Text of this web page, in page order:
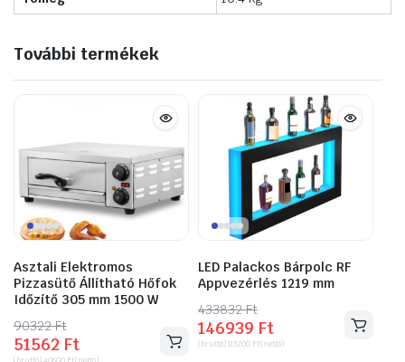
További termékek
Asztali Elektromos
Pizzasütő Állítható Hőfok
Időzítő 305 mm 1500 W
90322Ft
Original
price
51562 Ft
Current
price
LED Palackos Bárpolc RF
Appvezérlés 1219 mm
433832Ft
Original
price
was:
146939 Ft
Current
price
is:
(bruttó)115700 Ft(nettó)